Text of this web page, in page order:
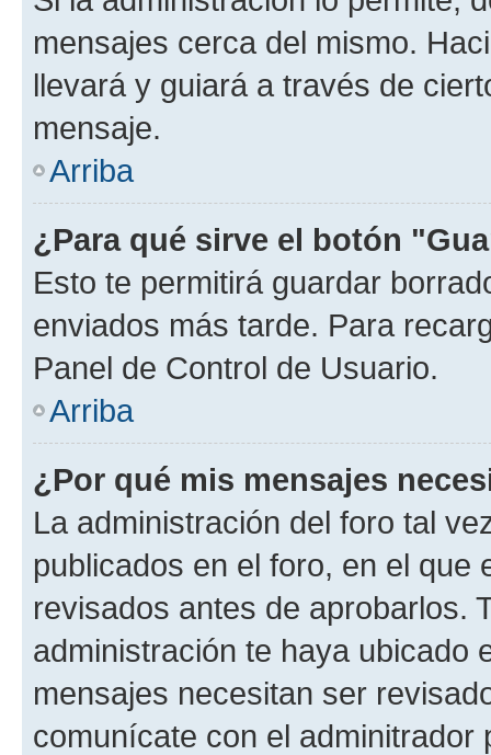
mensajes cerca del mismo.
llevará y guiará a través de
mensaje.
Arriba
¿Para qué sirve el botón
Esto te permitirá guardar
enviados más tarde. Para
Panel de Control de Usuario.
Arriba
¿Por qué mis mensajes
La administración del foro tal
publicados en el foro, en el
revisados antes de aprobarlos.
administración te haya ubicado
mensajes necesitan ser
comunícate con el